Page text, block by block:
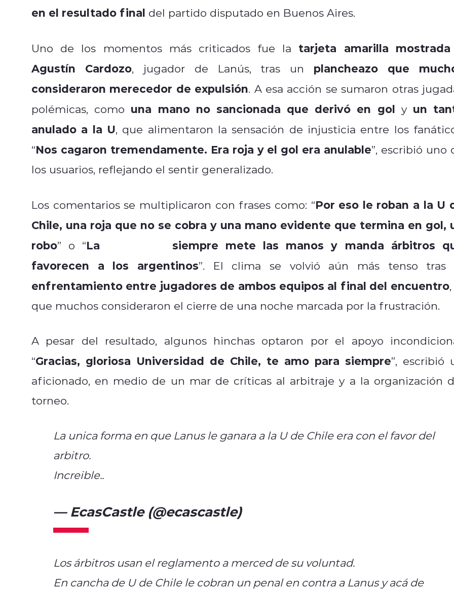
en el resultado final del partido disputado en Buenos Aires.
Uno de los momentos más criticados fue la tarjeta amarilla
Agustín Cardozo, jugador de Lanús, tras un plancheazo que
consideraron merecedor de expulsión. A esa acción se sumaron otras
polémicas, como una mano no sancionada que derivó en gol y un
anulado a la U, que alimentaron la sensación de injusticia entre los
“Nos cagaron tremendamente. Era roja y el gol era anulable”, escribió uno
los usuarios, reflejando el sentir generalizado.
Los comentarios se multiplicaron con frases como: “Por eso le roban a la U
Chile, una roja que no se cobra y una mano evidente que termina en gol,
robo” o “La
siempre mete las manos y manda árbitros
favorecen a los argentinos”. El clima se volvió aún más tenso tras
enfrentamiento entre jugadores de ambos equipos al final del encuentro
que muchos consideraron el cierre de una noche marcada por la frustración.
A pesar del resultado, algunos hinchas optaron por el apoyo
“Gracias, gloriosa Universidad de Chile, te amo para siempre”, escribió
aficionado, en medio de un mar de críticas al arbitraje y a la organización
torneo.
La unica forma en que Lanus le ganara a la U de Chile era con el favor del
arbitro.
Increible..#VamosLaU
— EcasCastle (@ecascastle)
Los árbitros usan el reglamento a merced de su voluntad.
En cancha de U de Chile le cobran un penal en contra a Lanus y acá de